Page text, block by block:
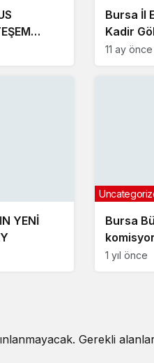
Bursa İl
Kadir
11 ay önce
YENİ
Bursa
1 yıl önce
Gerekli